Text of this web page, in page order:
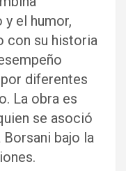
el humor,
con su historia
diferentes
La obra es
se asoció
Borsani bajo la